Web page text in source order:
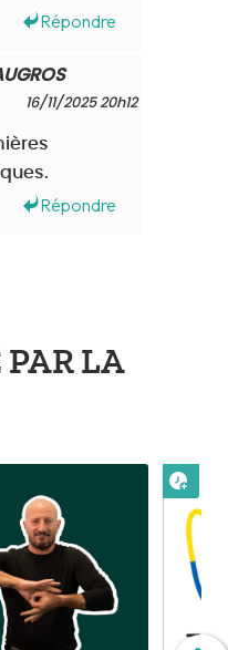
Répondre
16/11/2025 20h12
Répondre
LA